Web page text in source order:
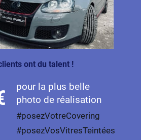
ont du talent !
pour la plus belle
photo de réalisation
#posezVotreCovering
#posezVosVitresTeintées